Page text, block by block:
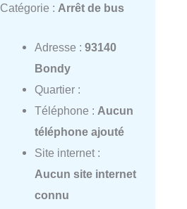
Catégorie : Arrêt de bus
Adresse : 93140
Bondy
Quartier :
Téléphone : Aucun
téléphone ajouté
Site internet :
Aucun site internet
connu